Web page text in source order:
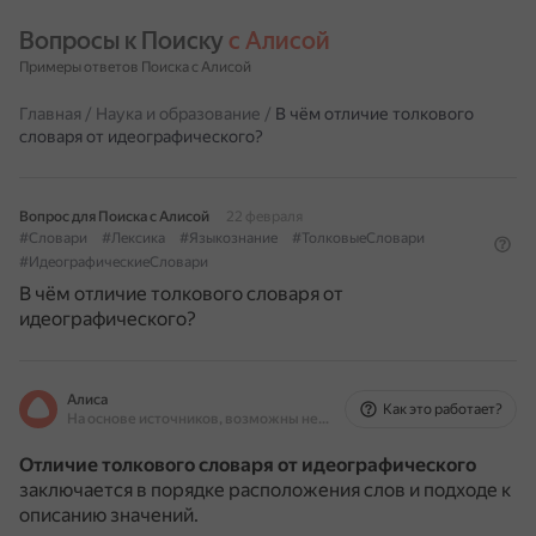
Вопросы к Поиску с Алисой
Примеры ответов Поиска с Алисой
Главная / Наука и образование / В чём отличие толкового
словаря от идеографического?
Вопрос для Поиска с Алисой
22 февраля
#Словари
#Лексика #Языкознание
#ТолковыеСловари
#ИдеографическиеСловари
В чём отличие толкового словаря от
идеографического?
Алиса
На основе источников, возможны неточности
Как это работает?
Отличие толкового словаря от идеографического
заключается в порядке расположения слов и подходе к
описанию значений.